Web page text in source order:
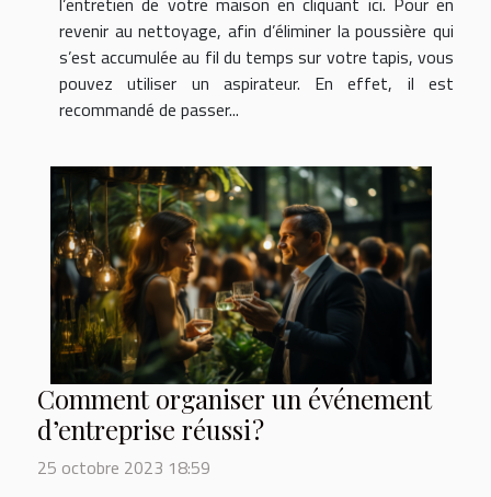
revenir au nettoyage, afin d’éliminer la poussière qui
s’est accumulée au fil du temps sur votre tapis, vous
pouvez utiliser un aspirateur. En effet, il est
recommandé de passer...
Comment organiser un événement
d’entreprise réussi ?
25 octobre 2023 18:59